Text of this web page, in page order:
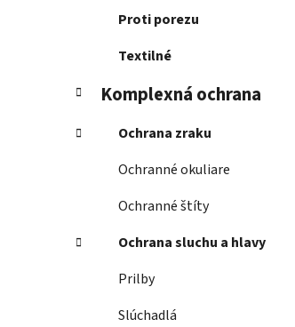
Proti porezu
Textilné
Komplexná ochrana
Ochrana zraku
Ochranné okuliare
Ochranné štíty
Ochrana sluchu a hlavy
Prilby
Slúchadlá